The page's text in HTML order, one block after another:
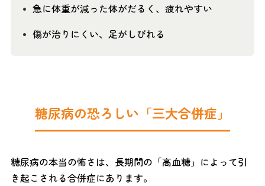
急に体重が減った体がだるく、疲れやすい
傷が治りにくい、足がしびれる
糖尿病の恐ろしい「三大合併症」
糖尿病の本当の怖さは、長期間の「高血糖」によって引
き起こされる合併症にあります。